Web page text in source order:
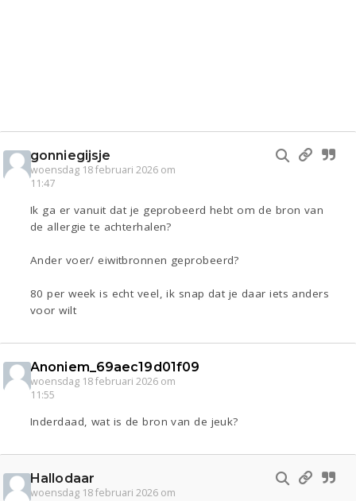
gonniegijsje
woensdag 18 februari 2026 om
11:47
Ik ga er vanuit dat je geprobeerd hebt om de bron van
de allergie te achterhalen?
Ander voer/ eiwitbronnen geprobeerd?
80 per week is echt veel, ik snap dat je daar iets anders
voor wilt
Anoniem_69aec19d01f09
woensdag 18 februari 2026 om
11:55
Inderdaad, wat is de bron van de jeuk?
Hallodaar
woensdag 18 februari 2026 om